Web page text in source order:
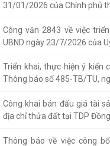
31/01/2026 của Chính phủ
Công văn 2843 về việc
UBND ngày 23/7/2026 của Uỷ
Triển khai, thực hiện ý kiến
Thông báo số 485-TB/TU,
Công khai bán đấu giá tài
địa chỉ thửa đất tại TDP
Thông báo về việc công